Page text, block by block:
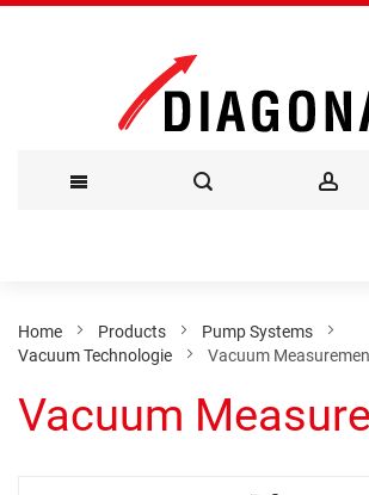
Content
Home Products
Pump Systems
Vacuum Technologie
Vacuum
Vacuum